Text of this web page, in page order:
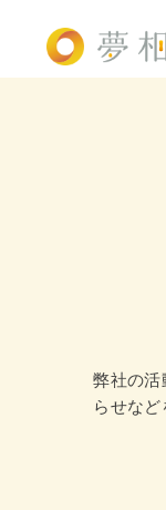
弊社の活
らせな